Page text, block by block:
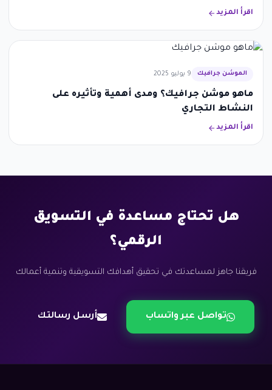
اقرأ المزيد
الموشن جرافيك 9 يوليو 2025
ماهو موشن جرافيك؟ ومدى أهمية وتأثيره على
النشاط التجاري
اقرأ المزيد
هل تحتاج مساعدة في التسويق
الرقمي؟
فريقنا جاهز لمساعدتك في تحقيق أهدافك التسويقية وتنمية أعمالك
تواصل عبر واتساب أرسل رسالتك